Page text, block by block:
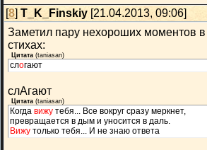
[8] T_K_Finskiy [21.04.2013, 09:06]
Заметил пару нехороших моментов в
стихах:
Цитата (taniasan)
слогают
слАгают
Цитата (taniasan)
Когда вижу тебя... Все вокруг сразу меркнет,
превращается в дым и уносится в даль.
Вижу только тебя... И не знаю ответа